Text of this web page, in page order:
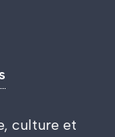
culture et